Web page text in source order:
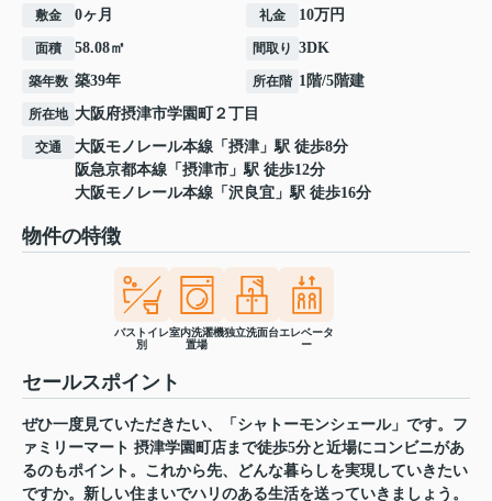
敷金 0ヶ月 礼金 10万円
面積 58.08㎡ 間取り 3DK
築年数 築39年 所在階 1階/5階建
所在地 大阪府摂津市学園町 ２丁目
交通 大阪モノレール本線 「 摂津 」駅 徒歩8分
阪急京都本線 「 摂津市 」駅 徒歩12分
大阪モノレール本線 「 沢良宜 」駅 徒歩16分
物件の特徴
バストイレ
別
室内洗濯機
置場
独立洗面台エレベータ
ー
セールスポイント
ぜひ一度見ていただきたい、「シャトーモンシェール」です。フ
ァミリーマート 摂津学園町店まで徒歩5分と近場にコンビニがあ
るのもポイント。これから先、どんな暮らしを実現していきたい
ですか。新しい住まいでハリのある生活を送っていきましょう。